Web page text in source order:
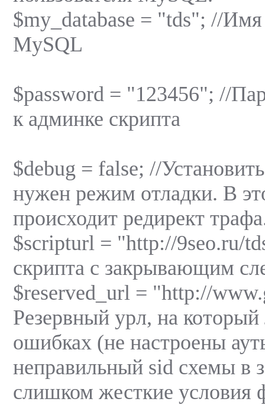
$my_database = "tds"; //
MySQL
$password = "123456"; //
к админке скрипта
$debug = false; //
нужен режим отладки. В
происходит редирект
$scripturl = "http://9seo.ru/
скрипта с закрывающим
$reserved_url = "http://
Резервный урл, на который
ошибках (не настроены
неправильный sid схемы в
слишком жесткие условия